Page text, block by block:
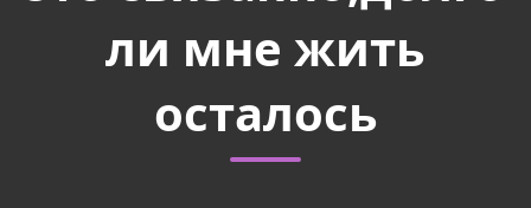
ли мне жить
осталось